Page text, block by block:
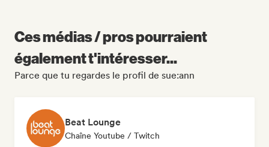
Ces médias / pros pourraient
également t'intéresser...
Parce que tu regardes le profil de sue:ann
Beat Lounge
Chaîne Youtube / Twitch